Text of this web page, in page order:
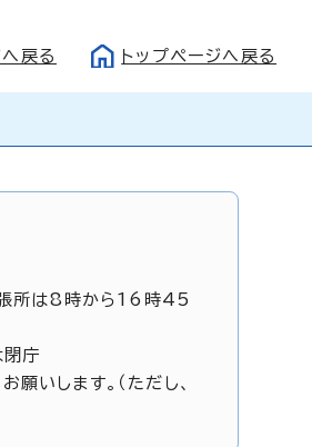
戻る トップページへ戻る
所は8時から16時45
庁
いします。（ただし、